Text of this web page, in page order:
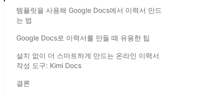
템플릿을 사용해 Google Docs에서 이력서 만드
는 법
Google Docs로 이력서를 만들 때 유용한 팁
설치 없이 더 스마트하게 만드는 온라인 이력서
작성 도구: Kimi Docs
결론